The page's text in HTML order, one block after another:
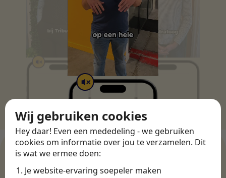
Wij gebruiken cookies
Hey daar! Even een mededeling - we gebruiken
cookies om informatie over jou te verzamelen. Dit
is wat we ermee doen:
Je website-ervaring soepeler maken
WERKGEVERS